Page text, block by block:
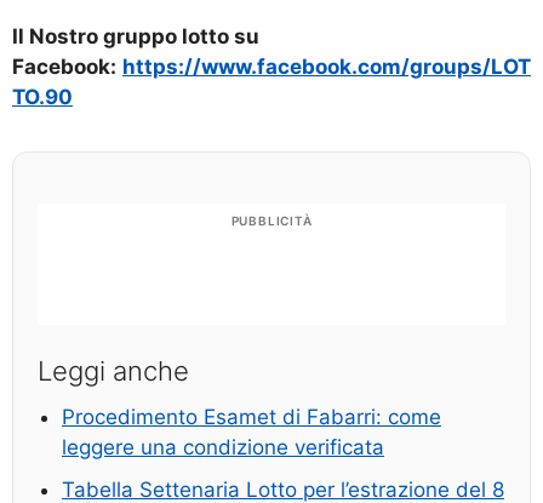
Il Nostro gruppo lotto su
Facebook: https://www.facebook.com/groups/LOT
TO.90
PUBBLICITÀ
Leggi anche
Procedimento Esamet di Fabarri: come
leggere una condizione verificata
Tabella Settenaria Lotto per l’estrazione del 8